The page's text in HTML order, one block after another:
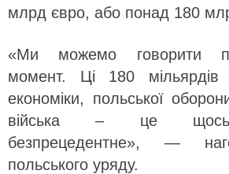
млрд євро, або понад 180
«Ми можемо говорити
момент. Ці 180 мільярдів
економіки, польської
війська – це щось
безпрецедентне», —
польського уряду.